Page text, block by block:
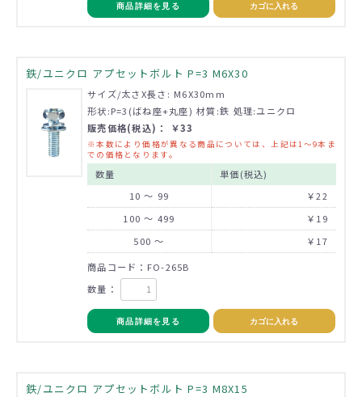
商品詳細を見る カゴに入れる
鉄/ユニクロ アプセットボルト P=3 M6X30
サイズ/太さX長さ: M6X30mm
形状:P=3(ばね座+丸座) 材質:鉄 処理:ユニクロ
販売価格(税込)： ￥33
※本数により価格が異なる商品については、上記は1～9本ま
での価格となります。
数量
単価(税込)
10 ～ 99
￥22
100 ～ 499
￥19
500 ～
￥17
商品コード：FO-265B
数量：
商品詳細を見る カゴに入れる
鉄/ユニクロ アプセットボルト P=3 M8X15